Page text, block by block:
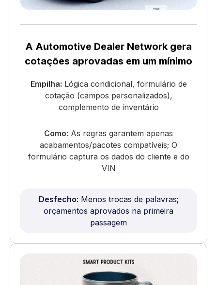
A Automotive Dealer Network gera
cotações aprovadas em um mínimo
Empilha: Lógica condicional, formulário de
cotação (campos personalizados),
complemento de inventário
Como: As regras garantem apenas
acabamentos/pacotes compatíveis; O
formulário captura os dados do cliente e do
VIN
Desfecho: Menos trocas de palavras;
orçamentos aprovados na primeira
passagem